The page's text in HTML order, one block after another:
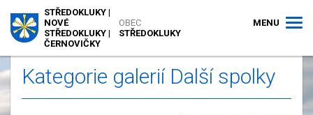
OBEC
STŘEDOKLUKY
STŘEDOKLUKY |
NOVÉ
STŘEDOKLUKY |
ČERNOVIČKY
MENU
Kategorie galerií Další spolky